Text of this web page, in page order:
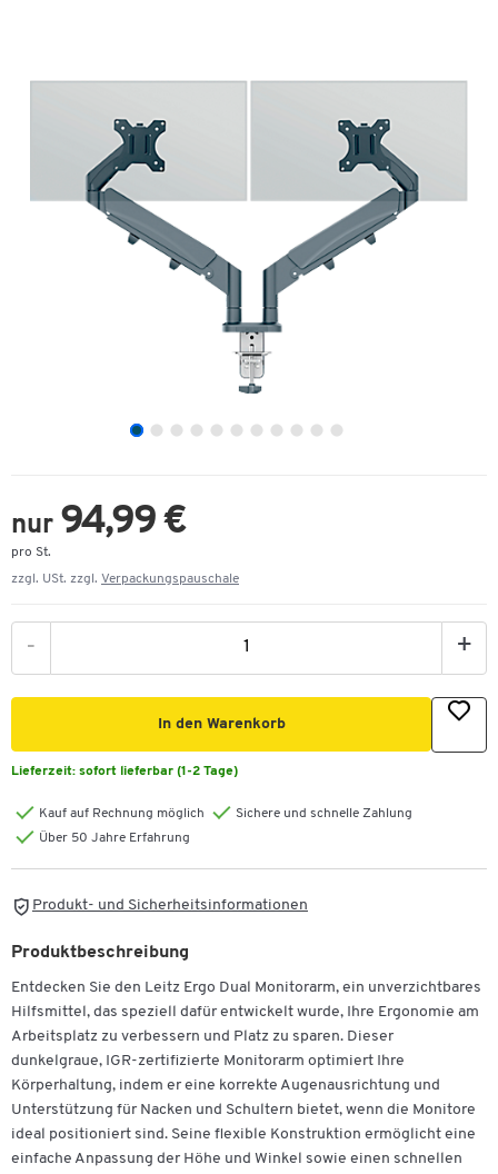
nur 94,99 €
pro St.
zzgl. USt. zzgl. Verpackungspauschale
- +
In den Warenkorb
Lieferzeit: sofort lieferbar (1-2 Tage)
Kauf auf Rechnung möglich
Sichere und schnelle Zahlung
Über 50 Jahre Erfahrung
Produkt- und Sicherheitsinformationen
Produktbeschreibung
Entdecken Sie den Leitz Ergo Dual Monitorarm, ein unverzichtbares
Hilfsmittel, das speziell dafür entwickelt wurde, Ihre Ergonomie am
Arbeitsplatz zu verbessern und Platz zu sparen. Dieser
dunkelgraue, IGR-zertifizierte Monitorarm optimiert Ihre
Körperhaltung, indem er eine korrekte Augenausrichtung und
Unterstützung für Nacken und Schultern bietet, wenn die Monitore
ideal positioniert sind. Seine flexible Konstruktion ermöglicht eine
einfache Anpassung der Höhe und Winkel sowie einen schnellen
Zum Zoomen doppeltippen